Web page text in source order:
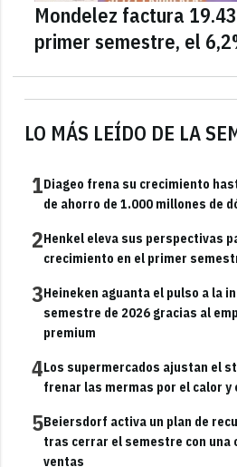
LO MÁS LEÍDO DE LA
1Diageo frena su crecimiento
de ahorro de 1.000 millones de
2Henkel eleva sus perspectivas
crecimiento en el primer
3Heineken aguanta el pulso a la
semestre de 2026 gracias al
premium
4Los supermercados ajustan el
frenar las mermas por el calor y
5Beiersdorf activa un plan de
tras cerrar el semestre con una
ventas
Mondelez factura
primer semestre, el